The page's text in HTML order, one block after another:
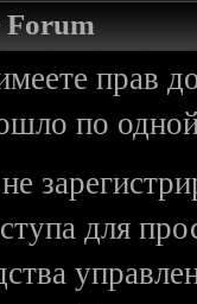
Forum
прав
по
для